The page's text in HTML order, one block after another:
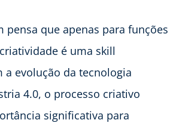
pensa que apenas para funções
é uma skill
a evolução da tecnologia
4.0, o processo criativo
significativa para